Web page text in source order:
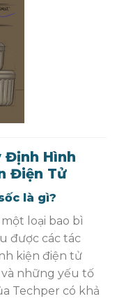
Định Hình
Điện Tử
là gì?
loại bao bì
được các tác
kiện điện tử
và những yếu tố
Techper có khả